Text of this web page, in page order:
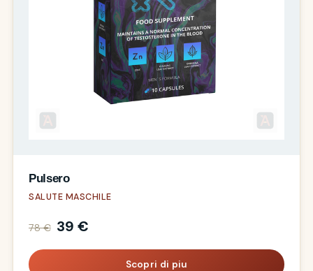
Pulsero
SALUTE MASCHILE
78 € 39 €
Scopri di piu